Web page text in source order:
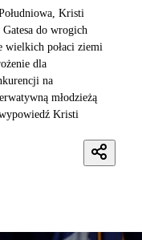
Kristi
do wrogich
wielkich połaci ziemi
dla
na
młodzieżą
wypowiedź Kristi